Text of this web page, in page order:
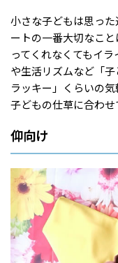
小さな子どもは思っ
ートの一番大切なこ
ってくれなくてもイ
や生活リズムなど「
ラッキー」くらいの
子どもの仕草に合わせ
仰向け